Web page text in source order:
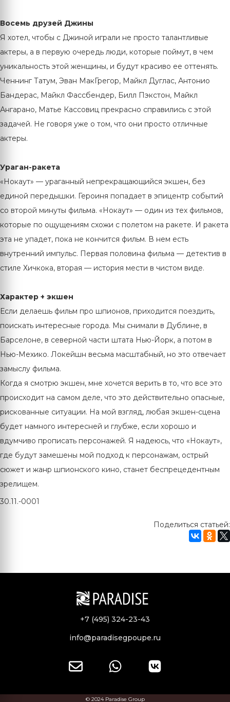
Восемь друзей Джины
Я хотел, чтобы с Джиной играли не просто талантливые
актеры, а в первую очередь люди, которые поймут, в чем
уникальность этой женщины, и будут красиво ее оттенять.
Ченнинг Татум, Эван МакГрегор, Майкл Дуглас, Антонио
Бандерас, Майкл Фассбендер, Билл Пэкстон, Майкл
Ангарано, Матье Кассовиц прекрасно справились с этой
задачей. Не говоря уже о том, что они просто отличные
актеры.
Ураган-ракета
«Нокаут» — ураганный непрекращающийся экшен, без
единой передышки. Героиня попадает в эпицентр событий
со второй минуты фильма. «Нокаут» — один из тех фильмов,
которые по ощущениям схожи с полетом на ракете. И ракета
эта не упадет, пока не кончится фильм. В нем есть
внутренний импульс. Первая половина фильма — детектив в
стиле Хичкока, вторая — история мести в чистом виде.
Характер + экшен
Если делаешь фильм про шпионов, приходится поездить,
поискать интересные города. Мы снимали в Дублине, в
Барселоне, в северной части штата Нью-Йорк, а потом в
Нью-Мехико. Локейшн весьма масштабный, но это отвечает
замыслу фильма.
Когда я смотрю экшен, мне хочется верить в то, что все это
происходит на самом деле, что это действительно опасные,
рискованные ситуации. На мой взгляд, любая экшен-сцена
будет намного интересней и глубже, если хорошо и
вдумчиво прописать персонажей. Я надеюсь, что «Нокаут»,
где будут замешены мой подход к персонажам, острый
сюжет и жанр шпионского кино, станет беспрецедентным
зрелищем.
30.11.-0001
Поделиться статьей:
+7 (495) 324-23-43
info@paradisegpoupe.ru
© 2024 Paradise Group